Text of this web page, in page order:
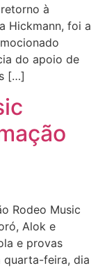
à
Hickmann, foi a
do apoio de
[…]
Rodeo Music
Alok e
e provas
feira, dia